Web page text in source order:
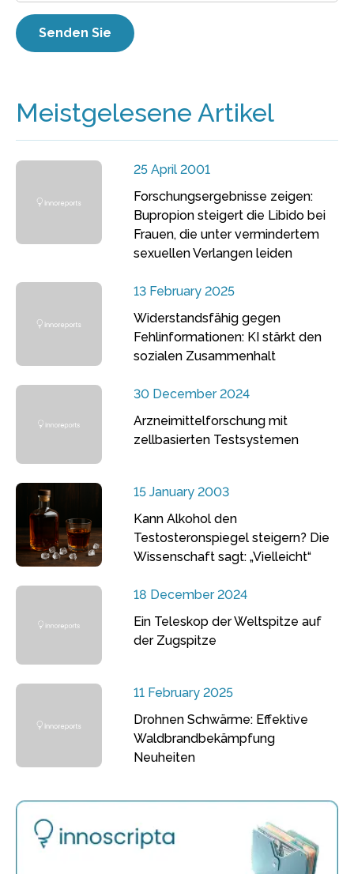
Meistgelesene Artikel
25 April 2001
Forschungsergebnisse zeigen:
Bupropion steigert die Libido bei
Frauen, die unter vermindertem
sexuellen Verlangen leiden
13 February 2025
Widerstandsfähig gegen
Fehlinformationen: KI stärkt den
sozialen Zusammenhalt
30 December 2024
Arzneimittelforschung mit
zellbasierten Testsystemen
15 January 2003
Kann Alkohol den
Testosteronspiegel steigern? Die
Wissenschaft sagt: „Vielleicht“
18 December 2024
Ein Teleskop der Weltspitze auf
der Zugspitze
11 February 2025
Drohnen Schwärme: Effektive
Waldbrandbekämpfung
Neuheiten